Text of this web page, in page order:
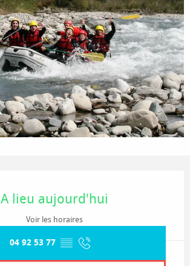
A lieu aujourd'hui
Voir les horaires
04 92 53 77 ▒▒